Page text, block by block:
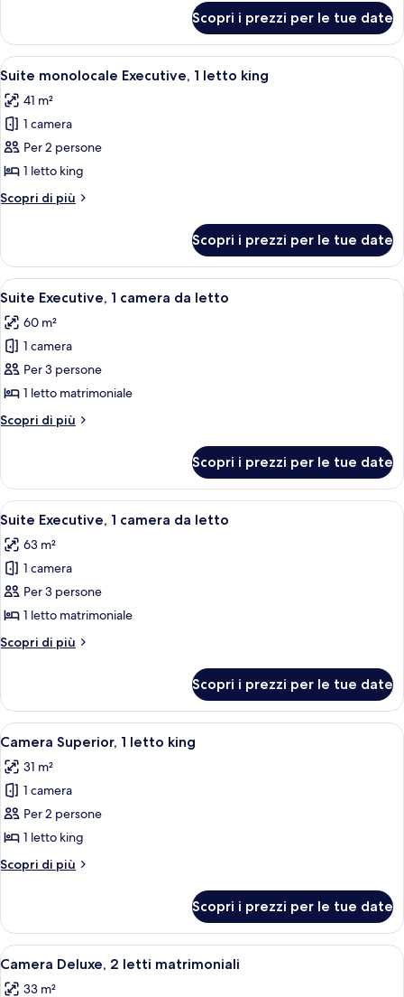
king
Executive,
letto
Scopri i prezzi per le tue date
Apri
tutte
le
foto
per
Suite
monolocale
Executive,
letto
king
Camera d'albergo con una grande
5
Suite monolocale Executive, 1 letto king
41 m²
1 camera
Per 2 persone
1 letto king
Scopri di più
Altri
monolocale
Executive,
1
king
Scopri i prezzi per le tue date
Apri
tutte
le
foto
per
Suite
Executive,
1
da
letto
Una camera d'albergo con un letto,
4
Suite Executive, 1 camera da letto
60 m²
1 camera
Per 3 persone
1 letto matrimoniale
Scopri di più
Altri
Executive,
camera
letto
Scopri i prezzi per le tue date
Apri
tutte
le
foto
per
Suite
Executive,
1
da
letto
Una moderna camera d'albergo
5
Suite Executive, 1 camera da letto
63 m²
1 camera
Per 3 persone
1 letto matrimoniale
Scopri di più
Altri
Executive,
camera
letto
Scopri i prezzi per le tue date
Apri
tutte
le
foto
per
Camera
Superior,
1
king
Una camera d'albergo con un letto
4
Camera Superior, 1 letto king
31 m²
1 camera
Per 2 persone
1 letto king
Scopri di più
Altri
Superior,
letto
Scopri i prezzi per le tue date
Apri
tutte
Camera d'albergo con due letti, una
4
Camera Deluxe, 2 letti matrimoniali
33 m²